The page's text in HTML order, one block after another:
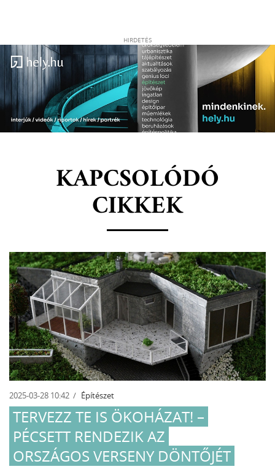
HIRDETÉS
KAPCSOLÓDÓ
CIKKEK
2025-03-28 10:42 Építészet
TERVEZZ TE IS ÖKOHÁZAT! –
PÉCSETT RENDEZIK AZ
ORSZÁGOS VERSENY DÖNTŐJÉT